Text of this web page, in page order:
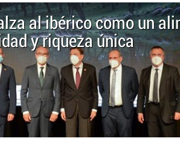
al ibérico como un
y riqueza única